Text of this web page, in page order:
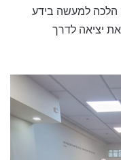
הלכה למעשה בידע
יציאה לדרך